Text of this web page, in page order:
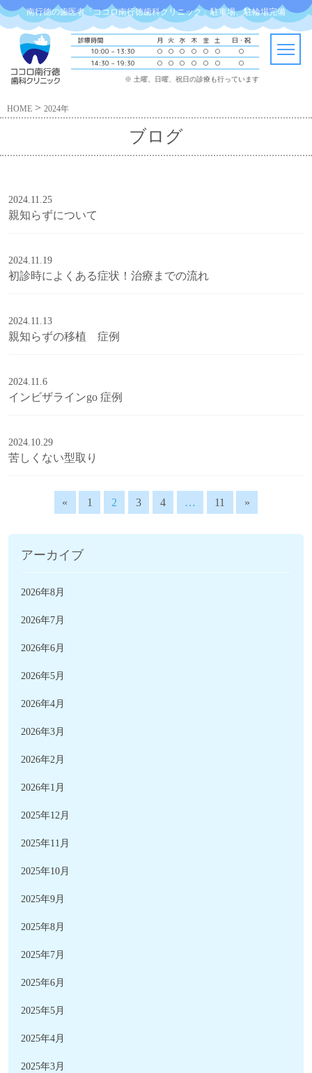
南行徳の歯医者「ココロ南行徳歯科クリニック」駐車場、駐輪場完備
診療時間 月 火 水 木 金 土
日・祝
10:00 – 13:30
○ ○ ○ ○ ○ ○
○
14:30 – 19:30
○ ○ ○ ○ ○ ○ ○
※ 土曜、日曜、祝日の診療も行っています
HOME > 2024年
ブログ
2024.11.25
親知らずについて
2024.11.19
初診時によくある症状！治療までの流れ
2024.11.13
親知らずの移植 症例
2024.11.6
インビザラインgo 症例
2024.10.29
苦しくない型取り
« 1 2 3 4 … 11 »
アーカイブ
2026年8月
2026年7月
2026年6月
2026年5月
2026年4月
2026年3月
2026年2月
2026年1月
2025年12月
2025年11月
2025年10月
2025年9月
2025年8月
2025年7月
2025年6月
2025年5月
2025年4月
2025年3月